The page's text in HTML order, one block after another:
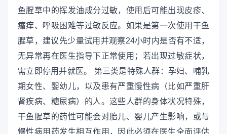
鱼腥草中的挥发油成分过敏，使用后可能出现皮疹、
瘙痒、呼吸困难等过敏反应。如果是第一次使用干鱼
腥草，建议先少量试用并观察24小时内是否有不适，
无异常再在医生指导下正常使用；若出现过敏症状，
需立即停用并就医。 第三类是特殊人群：孕妇、哺乳
期女性、婴幼儿，以及患有严重慢性病（比如严重肝
肾疾病、糖尿病）的人。这些人群的身体状况特殊，
干鱼腥草的药性可能会对胎儿、婴儿产生影响，或与
慢性病用药发生相互作用，因此必须在医生全面评估